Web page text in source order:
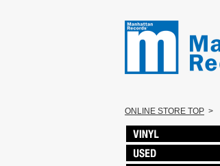
ONLINE STORE TOP >